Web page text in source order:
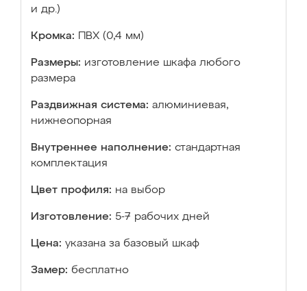
и др.)
Кромка: ПВХ (0,4 мм)
Размеры: изготовление шкафа любого
размера
Раздвижная система: алюминиевая,
нижнеопорная
Внутреннее наполнение: стандартная
комплектация
Цвет профиля: на выбор
Изготовление: 5-7 рабочих дней
Цена: указана за базовый шкаф
Замер: бесплатно